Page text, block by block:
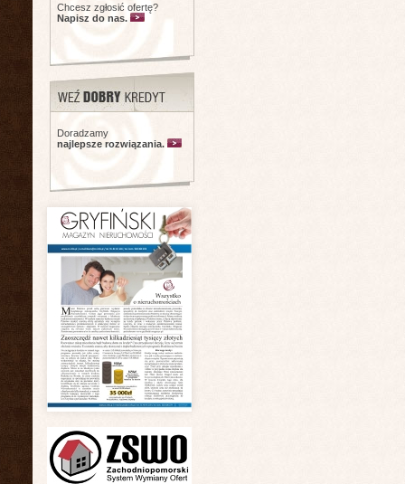
Chcesz zgłosić ofertę?
Napisz do nas.
Doradzamy
najlepsze rozwiązania.